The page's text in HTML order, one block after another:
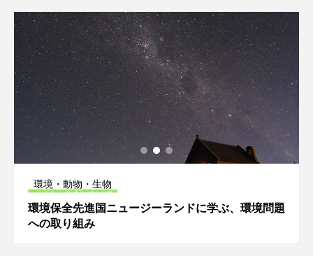
環境・動物・生物
環境保全先進国ニュージーランドに学ぶ、環境問題
への取り組み